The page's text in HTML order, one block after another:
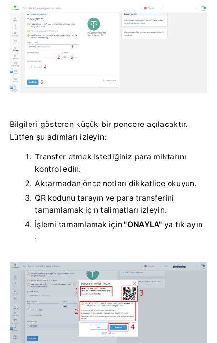
Bilgileri gösteren küçük bir pencere açılacaktır.
Lütfen şu adımları izleyin:
Transfer etmek istediğiniz para miktarını
kontrol edin.
Aktarmadan önce notları dikkatlice okuyun.
QR kodunu tarayın ve para transferini
tamamlamak için talimatları izleyin.
İşlemi tamamlamak için"ONAYLA" ya tıklayın
.